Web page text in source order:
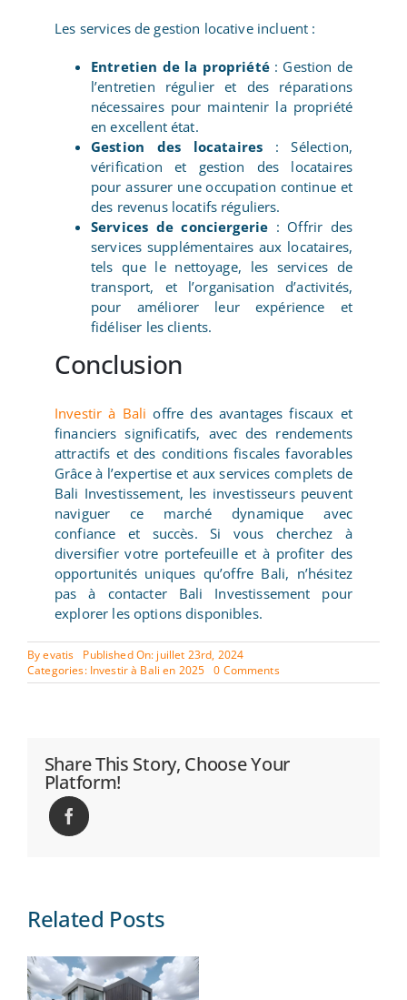
Les services de gestion locative incluent :
Entretien de la propriété: Gestion de
l’entretien régulier et des réparations
nécessaires pour maintenir la propriété
en excellent état.
Gestion des locataires : Sélection,
vérification et gestion des locataires
pour assurer une occupation continue et
des revenus locatifs réguliers.
Services de conciergerie : Offrir des
services supplémentaires aux locataires,
tels que le nettoyage, les services de
transport, et l’organisation d’activités,
pour améliorer leur expérience et
fidéliser les clients.
Conclusion
Investir à Bali offre des avantages fiscaux et
financiers significatifs, avec des rendements
attractifs et des conditions fiscales favorables
Grâce à l’expertise et aux services complets de
Bali Investissement, les investisseurs peuvent
naviguer ce marché dynamique avec
confiance et succès. Si vous cherchez à
diversifier votre portefeuille et à profiter des
opportunités uniques qu’offre Bali, n’hésitez
pas à contacter Bali Investissement pour
explorer les options disponibles.
Byevatis
Published On: juillet 23rd, 2024
Categories: Investir à Bali en 2025 0 Commentson
Les
d’investir
Share This Story, Choose Your
Platform!
Related Posts